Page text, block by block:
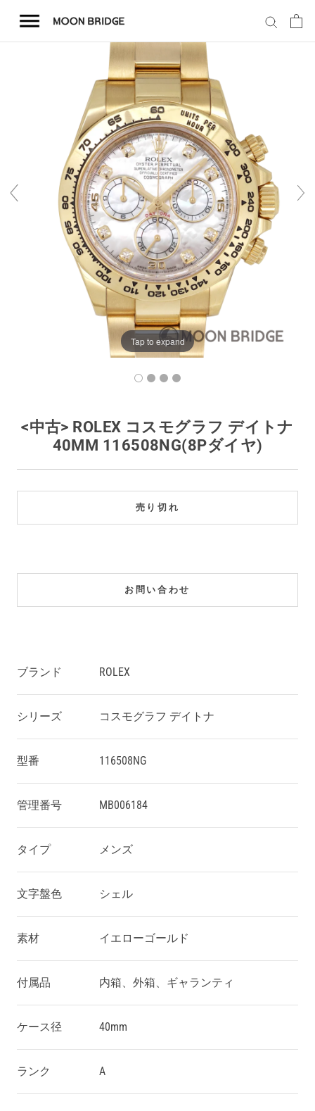
テ
会社概要
Tap to expand
<中古> ROLEX コスモグラフ デイトナ
40MM 116508NG(8Pダイヤ)
売り切れ
お問い合わせ
ブランド ROLEX
シリーズ コスモグラフ デイトナ
型番 116508NG
管理番号 MB006184
タイプ メンズ
文字盤色 シェル
素材 イエローゴールド
付属品 内箱、外箱、ギャランティ
ケース径 40mm
ランク A